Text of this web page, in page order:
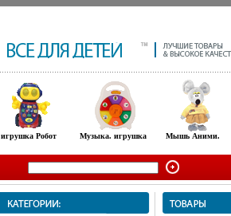
игрушка Робот Музыка. игрушка Мышь Аними.